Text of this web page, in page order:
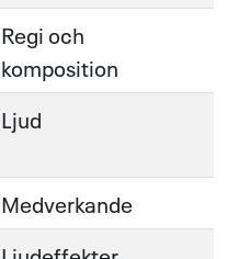
Regi och
komposition
Ljud
Medverkande